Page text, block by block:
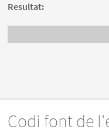
Resultat:
Codi font de